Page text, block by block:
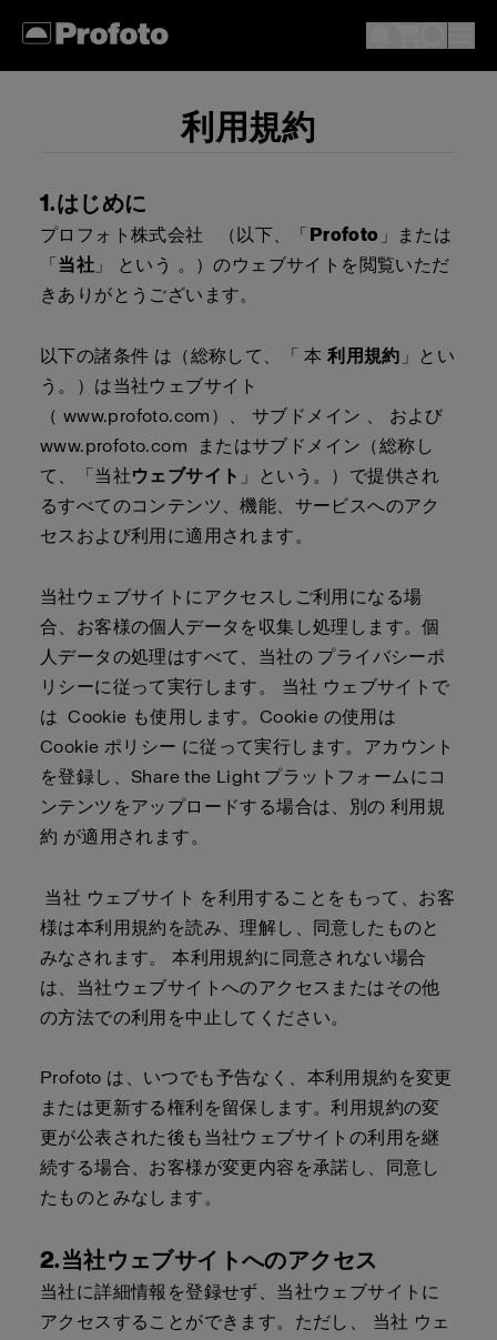
利用規約
1.はじめに
プロフォト株式会社 （以下、「Profoto 」または
「当社 」 という 。
）のウェブサイトを閲覧いただ
きありがとうございます。
以下の諸条件 は（総称して、「 本利用規約 」とい
う。）は当社ウェブサイト
（ www.profoto.com ）、 サブドメイン 、 および
www.profoto.com
またはサブドメイン（総称し
て、「当社ウェブサイト 」という。）で提供され
るすべてのコンテンツ、機能、サービスへのアク
セスおよび利用に適用されます。
当社ウェブサイトにアクセスしご利用になる場
合、お客様の個人データを収集し処理します。個
人データの処理はすべて、当社の プライバシーポ
リシーに従って実行します。 当社 ウェブサイトで
は Cookie も使用します。Cookie の使用は
Cookie ポリシー に従って実行します。アカウント
を登録し、Share the Light プラットフォームにコ
ンテンツをアップロードする場合は、別の 利用規
約 が適用されます。
当社 ウェブサイト を利用することをもって、お客
様は本利用規約を読み、理解し、同意したものと
みなされます。 本利用規約に同意されない場合
は、当社ウェブサイトへのアクセスまたはその他
の方法での利用を中止してください。
Profoto は、いつでも予告なく、本利用規約を変更
または更新する権利を留保します。利用規約の変
更が公表された後も当社ウェブサイトの利用を継
続する場合、お客様が変更内容を承諾し、同意し
たものとみなします。
2.当社ウェブサイトへのアクセス
当社に詳細情報を登録せず、当社ウェブサイトに
アクセスすることができます。ただし、 当社 ウェ